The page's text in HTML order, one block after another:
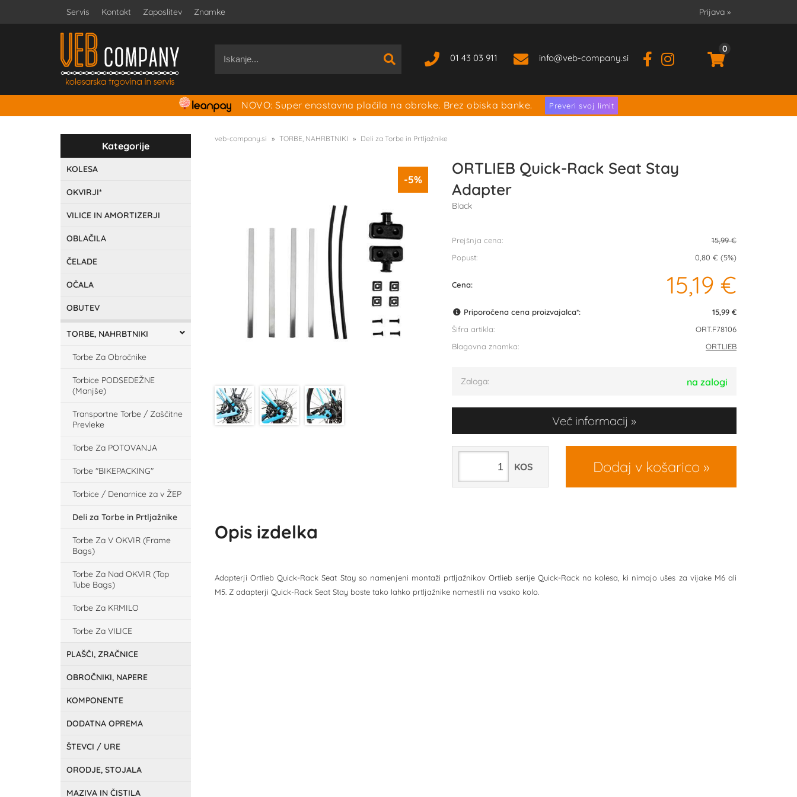
Servis Kontakt Zaposlitev Znamke Prijava »
01 43 03 911 info veb-company.si
0
NOVO: Super enostavna plačila na obroke. Brez obiska banke. Preveri svoj limit
Kategorije
KOLESA
OKVIRJI*
VILICE IN AMORTIZERJI
OBLAČILA
ČELADE
OČALA
OBUTEV
TORBE, NAHRBTNIKI
Torbe Za Obročnike
Torbice PODSEDEŽNE
(Manjše)
Transportne Torbe / Zaščitne
Prevleke
Torbe Za POTOVANJA
Torbe "BIKEPACKING"
Torbice / Denarnice za v ŽEP
Deli za Torbe in Prtljažnike
Torbe Za V OKVIR (Frame
Bags)
Torbe Za Nad OKVIR (Top
Tube Bags)
Torbe Za KRMILO
Torbe Za VILICE
PLAŠČI, ZRAČNICE
OBROČNIKI, NAPERE
KOMPONENTE
DODATNA OPREMA
ŠTEVCI / URE
ORODJE, STOJALA
MAZIVA IN ČISTILA
veb-company.si TORBE, NAHRBTNIKI Deli za Torbe in Prtljažnike
ORTLIEB Quick-Rack Seat Stay
Adapter
Black
-5%
Prejšnja cena:
15,99 €
Popust:
0,80 € (5%)
Cena: 15,19 €
Priporočena cena proizvajalca*:
15,99 €
Šifra artikla:
ORT.F78106
Blagovna znamka:
ORTLIEB
Zaloga: na zalogi
Več informacij
Dodaj v košarico
KOS
Opis izdelka
Adapterji Ortlieb Quick-Rack Seat Stay so namenjeni montaži prtljažnikov Ortlieb serije Quick-Rack na kolesa, ki nimajo ušes za vijake M6 ali
M5. Z adapterji Quick-Rack Seat Stay boste tako lahko prtljažnike namestili na vsako kolo.